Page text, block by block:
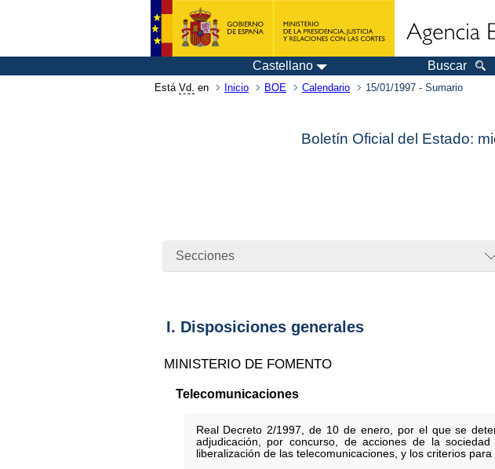
Castellano Buscar
Está Vd. en Inicio BOE Calendario 15/01/1997 - Sumario
Boletín Oficial del Estado:
Secciones
I. Disposiciones generales
MINISTERIO DE FOMENTO
Telecomunicaciones
Real Decreto 2/1997, de 10 de enero, por el que se
adjudicación, por concurso, de acciones de la
liberalización de las telecomunicaciones, y los criterios